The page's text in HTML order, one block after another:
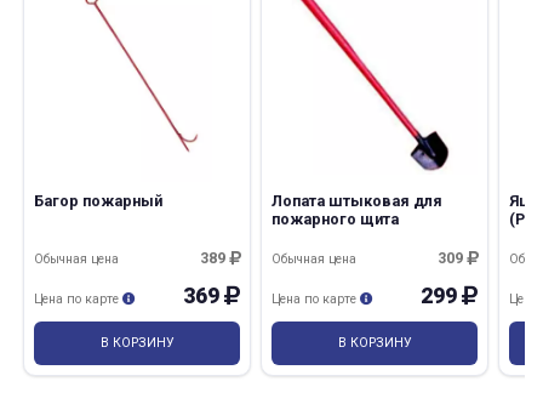
Багор пожарный
389
Обычная цена
369
Цена по карте
В КОРЗИНУ
Лопата штыковая для
пожарного щита
309
Обычная цена
299
Цена по карте
В КОРЗИНУ
Цена
раз в 2 недели